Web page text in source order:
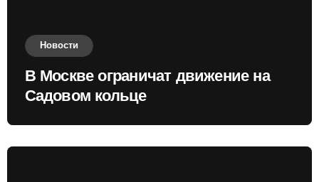
Новости
В Москве ограничат движение на
Садовом кольце